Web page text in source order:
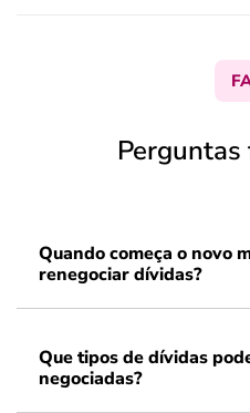
Quando começa o novo
renegociar dívidas?
Que tipos de dívidas
negociadas?